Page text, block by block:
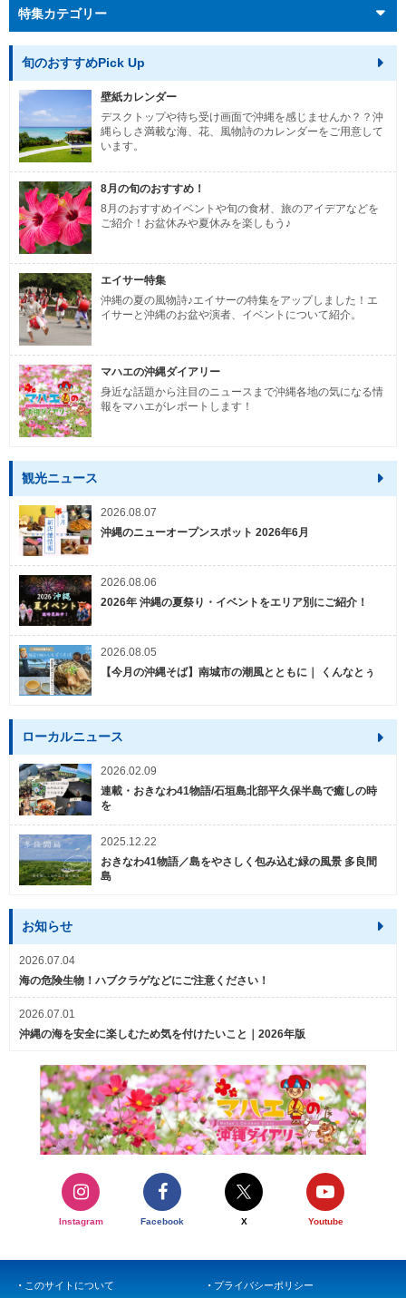
特集カテゴリー
旬のおすすめPick Up
壁紙カレンダー
デスクトップや待ち受け画面で沖縄を感じませんか？？沖
縄らしさ満載な海、花、風物詩のカレンダーをご用意して
います。
8月の旬のおすすめ！
8月のおすすめイベントや旬の食材、旅のアイデアなどを
ご紹介！お盆休みや夏休みを楽しもう♪
エイサー特集
沖縄の夏の風物詩♪エイサーの特集をアップしました！エ
イサーと沖縄のお盆や演者、イベントについて紹介。
マハエの沖縄ダイアリー
身近な話題から注目のニュースまで沖縄各地の気になる情
報をマハエがレポートします！
観光ニュース
2026.08.07
沖縄のニューオープンスポット 2026年6月
2026.08.06
2026年 沖縄の夏祭り・イベントをエリア別にご紹介！
2026.08.05
【今月の沖縄そば】南城市の潮風とともに｜ くんなとぅ
ローカルニュース
2026.02.09
連載・おきなわ41物語/石垣島北部平久保半島で癒しの時
を
2025.12.22
おきなわ41物語／島をやさしく包み込む緑の風景 多良間
島
お知らせ
2026.07.04
海の危険生物！ハブクラゲなどにご注意ください！
2026.07.01
沖縄の海を安全に楽しむため気を付けたいこと｜2026年版
Instagram Facebook X Youtube
このサイトについて プライバシーポリシー